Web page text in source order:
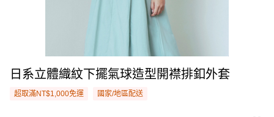
日系立體織紋下擺氣球造型開襟排釦外套
超取滿NT$1,000免運 國家/地區配送